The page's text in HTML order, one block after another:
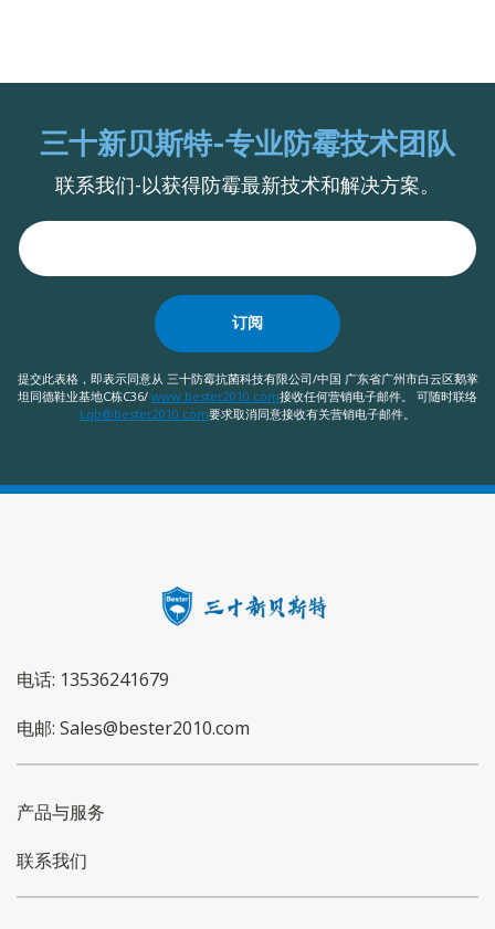
三十新贝斯特-专业防霉技术团队
联系我们-以获得防霉最新技术和解决方案。
订阅
提交此表格，即表示同意从 三十防霉抗菌科技有限公司/中国 广东省广州市白云区鹅掌
坦同德鞋业基地C栋C36/ www.bester2010.com接收任何营销电子邮件。 可随时联络
Lqb@bester2010.com要求取消同意接收有关营销电子邮件。
电话: 13536241679
电邮: Sales@bester2010.com
产品与服务
联系我们